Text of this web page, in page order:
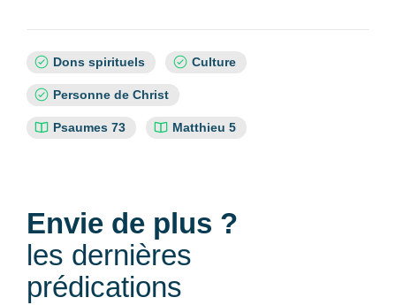
SujetsDons spirituels Culture
Personne de Christ
Références
Psaumes 73 Matthieu 5
Envie de plus ?
les dernières
prédications